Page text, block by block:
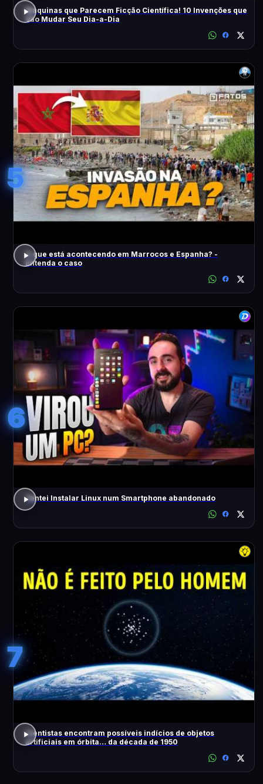
Máquinas que Parecem Ficção Científica! 10 Invenções que
Vão Mudar Seu Dia-a-Dia
5
O que está acontecendo em Marrocos e Espanha? -
Entenda o caso
6
Tentei Instalar Linux num Smartphone abandonado
7
Cientistas encontram possíveis indícios de objetos
artificiais em órbita… da década de 1950